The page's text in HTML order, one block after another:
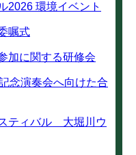
2026 環境イベント
嘱式
加に関する研修会
念演奏会へ向けた合
ティバル 大堀川ウ